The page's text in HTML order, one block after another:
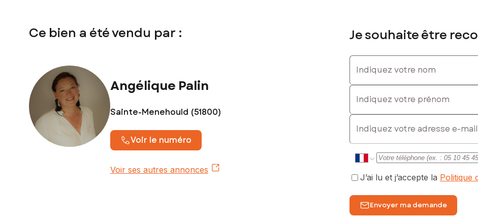
Ce bien a été vendu par :
Angélique Palin
Sainte-Menehould (51800)
Voir le numéro
Voir ses autres annonces
Je souhaite être
Indiquez votre nom
Indiquez votre prénom
E-mail
J’ai lu et j’accepte la Politique
Envoyer ma demande